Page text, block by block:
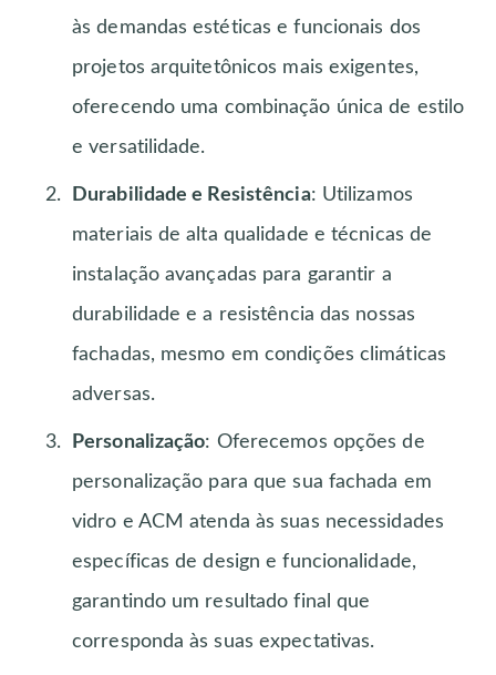
às demandas estéticas e funcionais dos
projetos arquitetônicos mais exigentes,
oferecendo uma combinação única de estilo
e versatilidade.
Durabilidade e Resistência: Utilizamos
materiais de alta qualidade e técnicas de
instalação avançadas para garantir a
durabilidade e a resistência das nossas
fachadas, mesmo em condições climáticas
adversas.
Personalização: Oferecemos opções de
personalização para que sua fachada em
vidro e ACM atenda às suas necessidades
específicas de design e funcionalidade,
garantindo um resultado final que
corresponda às suas expectativas.